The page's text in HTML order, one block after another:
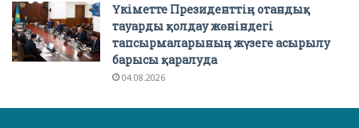
Үкіметте Президенттің отандық
тауарды қолдау жөніндегі
тапсырмаларының жүзеге асырылу
барысы қаралуда
04.08.2026